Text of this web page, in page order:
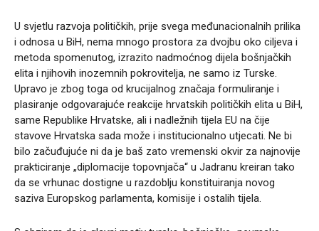
U svjetlu razvoja političkih, prije svega međunacionalnih prilika
i odnosa u BiH, nema mnogo prostora za dvojbu oko ciljeva i
metoda spomenutog, izrazito nadmoćnog dijela bošnjačkih
elita i njihovih inozemnih pokrovitelja, ne samo iz Turske.
Upravo je zbog toga od krucijalnog značaja formuliranje i
plasiranje odgovarajuće reakcije hrvatskih političkih elita u BiH,
same Republike Hrvatske, ali i nadležnih tijela EU na čije
stavove Hrvatska sada može i institucionalno utjecati. Ne bi
bilo začuđujuće ni da je baš zato vremenski okvir za najnovije
prakticiranje „diplomacije topovnjača“ u Jadranu kreiran tako
da se vrhunac dostigne u razdoblju konstituiranja novog
saziva Europskog parlamenta, komisije i ostalih tijela.